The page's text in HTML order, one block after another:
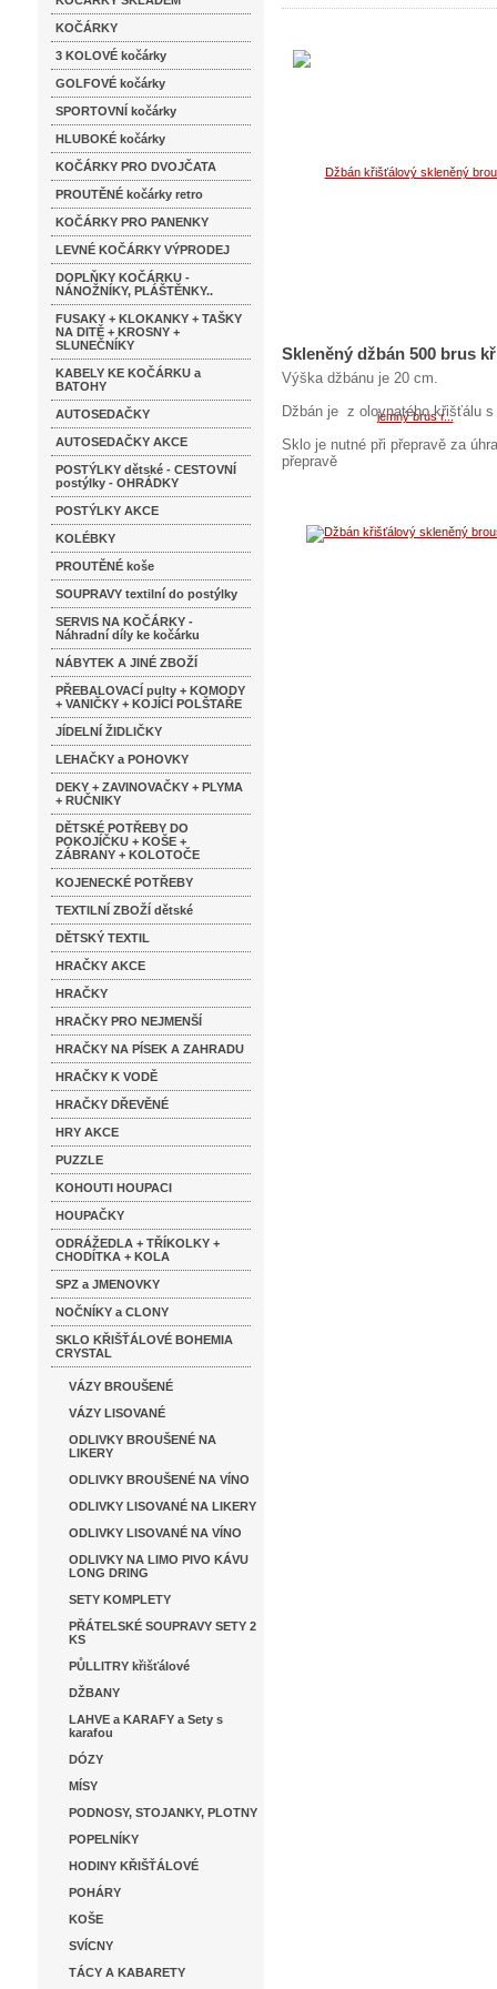
KOČÁRKY
3 KOLOVÉ kočárky
GOLFOVÉ kočárky
SPORTOVNÍ kočárky
HLUBOKÉ kočárky
KOČÁRKY PRO DVOJČATA
PROUTĚNÉ kočárky retro
KOČÁRKY PRO PANENKY
LEVNÉ KOČÁRKY VÝPRODEJ
DOPLŇKY KOČÁRKU -
NÁNOŽNÍKY, PLÁŠTĚNKY..
FUSAKY + KLOKANKY + TAŠKY
NA DITĚ + KROSNY +
SLUNEČNÍKY
KABELY KE KOČÁRKU a
BATOHY
AUTOSEDAČKY
AUTOSEDAČKY AKCE
POSTÝLKY dětské - CESTOVNÍ
postýlky - OHRÁDKY
POSTÝLKY AKCE
KOLÉBKY
PROUTĚNÉ koše
SOUPRAVY textilní do postýlky
SERVIS NA KOČÁRKY -
Náhradní díly ke kočárku
NÁBYTEK A JINÉ ZBOŽÍ
PŘEBALOVACÍ pulty + KOMODY
+ VANIČKY + KOJÍCÍ POLŠTAŘE
JÍDELNÍ ŽIDLIČKY
LEHAČKY a POHOVKY
DEKY + ZAVINOVAČKY + PLYMA
+ RUČNIKY
DĚTSKÉ POTŘEBY DO
POKOJÍČKU + KOŠE +
ZÁBRANY + KOLOTOČE
KOJENECKÉ POTŘEBY
TEXTILNÍ ZBOŽÍ dětské
DĚTSKÝ TEXTIL
HRAČKY AKCE
HRAČKY
HRAČKY PRO NEJMENŠÍ
HRAČKY NA PÍSEK A ZAHRADU
HRAČKY K VODĚ
HRAČKY DŘEVĚNÉ
HRY AKCE
PUZZLE
KOHOUTI HOUPACI
HOUPAČKY
ODRÁŽEDLA + TŘÍKOLKY +
CHODÍTKA + KOLA
SPZ a JMENOVKY
NOČNÍKY a CLONY
SKLO KŘIŠŤÁLOVÉ BOHEMIA
CRYSTAL
VÁZY BROUŠENÉ
VÁZY LISOVANÉ
ODLIVKY BROUŠENÉ NA
LIKERY
ODLIVKY BROUŠENÉ NA VÍNO
ODLIVKY LISOVANÉ NA LIKERY
ODLIVKY LISOVANÉ NA VÍNO
ODLIVKY NA LIMO PIVO KÁVU
LONG DRING
SETY KOMPLETY
PŘÁTELSKÉ SOUPRAVY SETY 2
KS
PŮLLITRY křišťálové
DŽBANY
LAHVE a KARAFY a Sety s
karafou
DÓZY
MÍSY
PODNOSY, STOJANKY, PLOTNY
POPELNÍKY
HODINY KŘIŠŤÁLOVÉ
POHÁRY
KOŠE
SVÍCNY
TÁCY A KABARETY
Skleněný džbán 500 brus
Výška džbánu je 20 cm.
Džbán je z olovnatého křišťálu
Sklo je nutné při přepravě za
přepravě